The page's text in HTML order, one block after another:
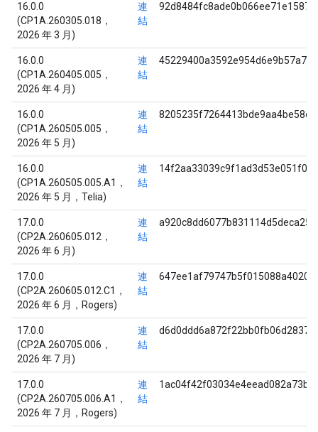
16.0.0
(CP1A.260305.018，
2026 年 3 月)
連
結
16.0.0
(CP1A.260405.005，
2026 年 4 月)
連
結
16.0.0
(CP1A.260505.005，
2026 年 5 月)
連
結
16.0.0
(CP1A.260505.005.A1，
2026 年 5 月，Telia)
連
結
17.0.0
(CP2A.260605.012，
2026 年 6 月)
連
結
17.0.0
(CP2A.260605.012.C1，
2026 年 6 月，Rogers)
連
結
17.0.0
(CP2A.260705.006，
2026 年 7 月)
連
結
17.0.0
(CP2A.260705.006.A1，
2026 年 7 月，Rogers)
連
結